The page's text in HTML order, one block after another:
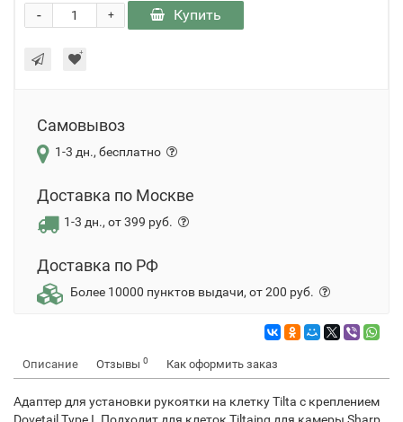
+
- Купить
Самовывоз
1-3 дн., бесплатно
Доставка по Москве
1-3 дн., от 399 руб.
Доставка по РФ
Более 10000 пунктов выдачи, от 200 руб.
Описание Отзывы 0 Как оформить заказ
Адаптер для установки рукоятки на клетку Tilta с креплением